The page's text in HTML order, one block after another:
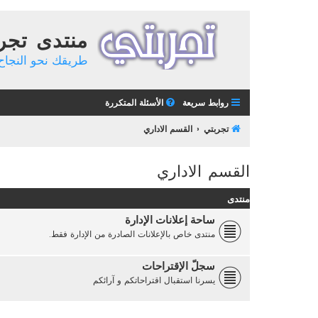
منتدى
طريقك نحو النجاح
روابط سريعة الأسئلة المتكررة
تجربتي القسم الاداري
القسم الاداري
منتدى
ساحة إعلانات الإدارة
منتدى خاص بالإعلانات الصادرة من الإدارة فقط.
سجلّ الإقتراحات
يسرنا استقبال اقتراحاتكم و آرائكم